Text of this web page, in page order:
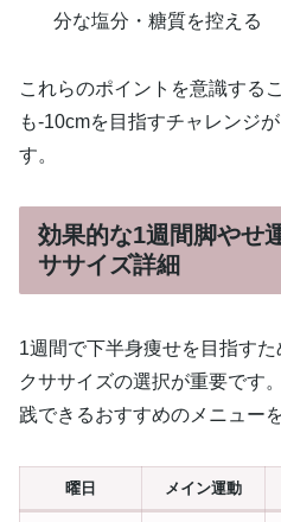
分な塩分・糖質を控える
これらのポイントを意識する
も-10cmを目指すチャレンジ
す。
効果的な1週間脚やせ
ササイズ詳細
1週間で下半身痩せを目指す
クササイズの選択が重要です
践できるおすすめのメニュー
曜日 メイン運動